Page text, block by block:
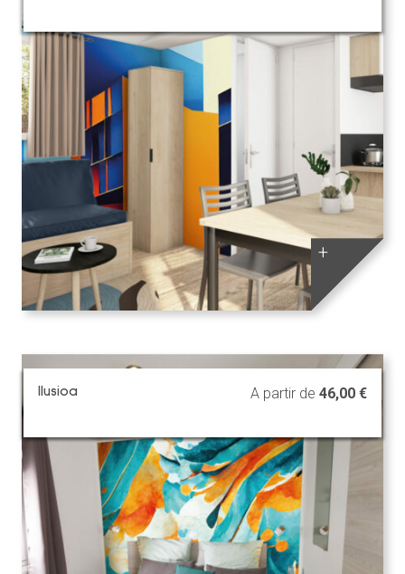
+
Ilusioa A partir de 46,00 €